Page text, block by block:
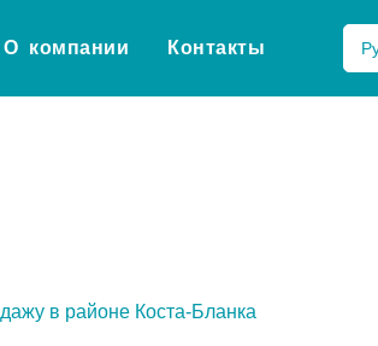
О компании Контакты